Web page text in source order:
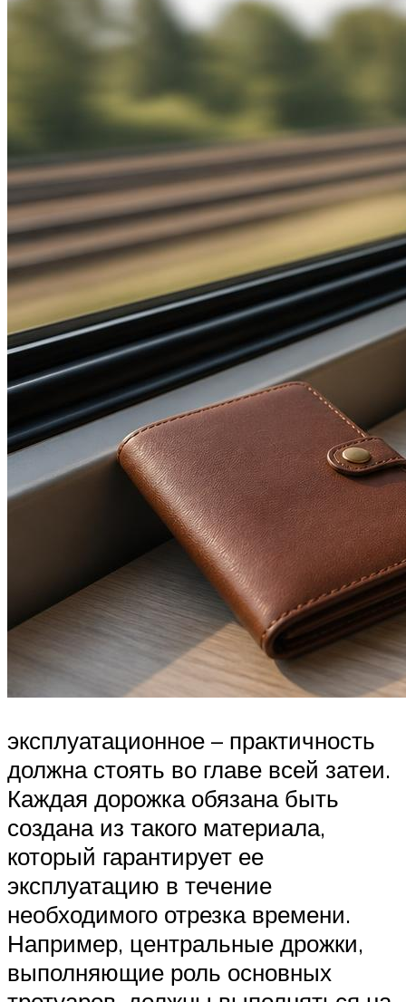
эксплуатационное – практичность
должна стоять во главе всей затеи.
Каждая дорожка обязана быть
создана из такого материала,
который гарантирует ее
эксплуатацию в течение
необходимого отрезка времени.
Например, центральные дрожки,
выполняющие роль основных